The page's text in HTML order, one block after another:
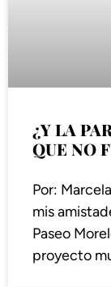
¿Y LA
QUE NO
Por:
mis
Paseo
proyecto